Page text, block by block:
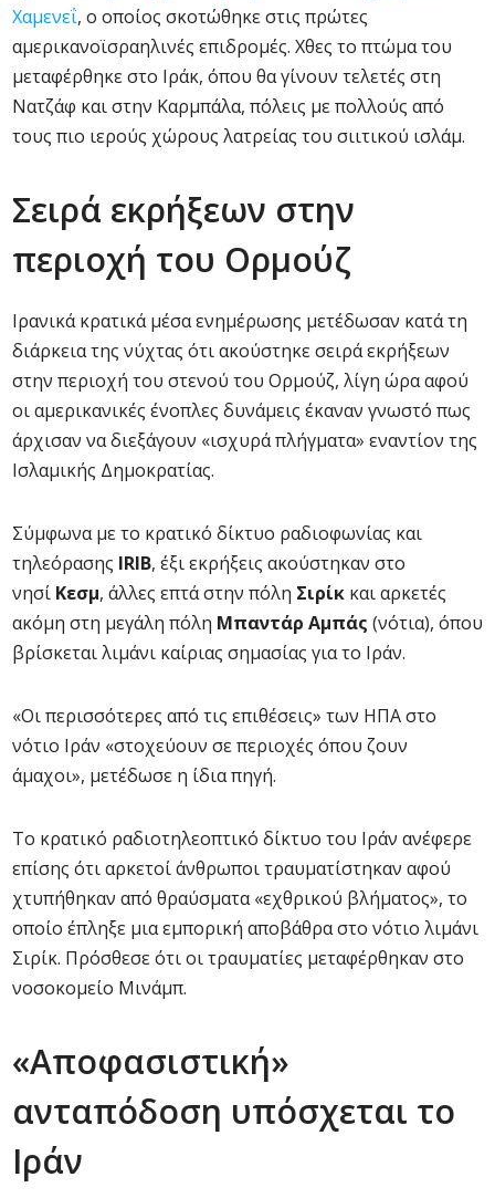
Χαμενεΐ, ο οποίος σκοτώθηκε στις πρώτες
αμερικανοϊσραηλινές επιδρομές. Χθες το πτώμα του
μεταφέρθηκε στο Ιράκ, όπου θα γίνουν τελετές στη
Νατζάφ και στην Καρμπάλα, πόλεις με πολλούς από
τους πιο ιερούς χώρους λατρείας του σιιτικού ισλάμ.
Σειρά εκρήξεων στην
περιοχή του Ορμούζ
Ιρανικά κρατικά μέσα ενημέρωσης μετέδωσαν κατά τη
διάρκεια της νύχτας ότι ακούστηκε σειρά εκρήξεων
στην περιοχή του στενού του Ορμούζ, λίγη ώρα αφού
οι αμερικανικές ένοπλες δυνάμεις έκαναν γνωστό πως
άρχισαν να διεξάγουν «ισχυρά πλήγματα» εναντίον της
Ισλαμικής Δημοκρατίας.
Σύμφωνα με το κρατικό δίκτυο ραδιοφωνίας και
τηλεόρασης IRIB, έξι εκρήξεις ακούστηκαν στο
νησί Κεσμ, άλλες επτά στην πόλη Σιρίκ και αρκετές
ακόμη στη μεγάλη πόλη Μπαντάρ Αμπάς (νότια), όπου
βρίσκεται λιμάνι καίριας σημασίας για το Ιράν.
«Οι περισσότερες από τις επιθέσεις» των ΗΠΑ στο
νότιο Ιράν «στοχεύουν σε περιοχές όπου ζουν
άμαχοι», μετέδωσε η ίδια πηγή.
Το κρατικό ραδιοτηλεοπτικό δίκτυο του Ιράν ανέφερε
επίσης ότι αρκετοί άνθρωποι τραυματίστηκαν αφού
χτυπήθηκαν από θραύσματα «εχθρικού βλήματος», το
οποίο έπληξε μια εμπορική αποβάθρα στο νότιο λιμάνι
Σιρίκ. Πρόσθεσε ότι οι τραυματίες μεταφέρθηκαν στο
νοσοκομείο Μινάμπ.
«Αποφασιστική»
ανταπόδοση υπόσχεται το
Ιράν